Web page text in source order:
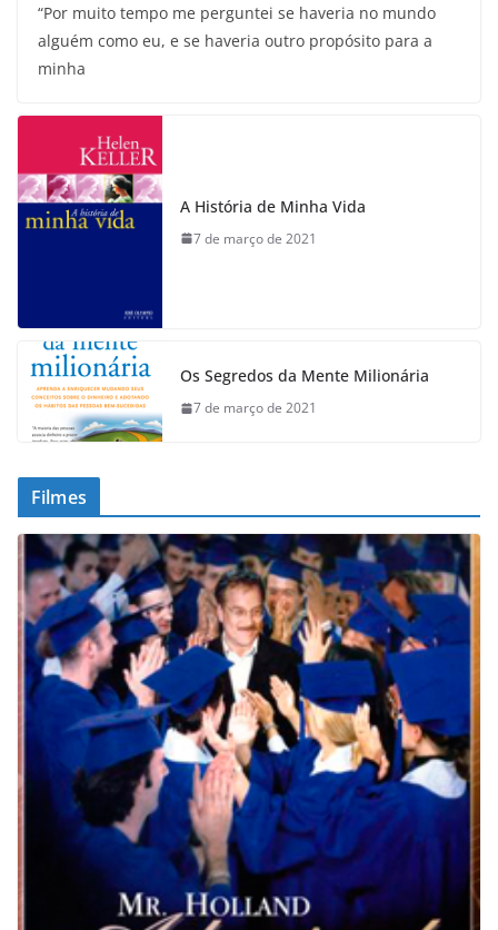
“Por muito tempo me perguntei se haveria no mundo
alguém como eu, e se haveria outro propósito para a
minha
A História de Minha Vida
7 de março de 2021
Os Segredos da Mente Milionária
7 de março de 2021
Filmes